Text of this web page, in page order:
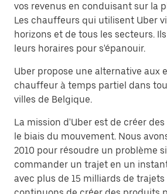
vos revenus en conduisant sur la
Les chauffeurs qui utilisent Uber
horizons et de tous les secteurs.
leurs horaires pour s'épanouir.
Uber propose une alternative aux
chauffeur à temps partiel dans
villes de Belgique.
La mission d'Uber est de créer
le biais du mouvement. Nous
2010 pour résoudre un problème
commander un trajet en un
avec plus de 15 milliards de